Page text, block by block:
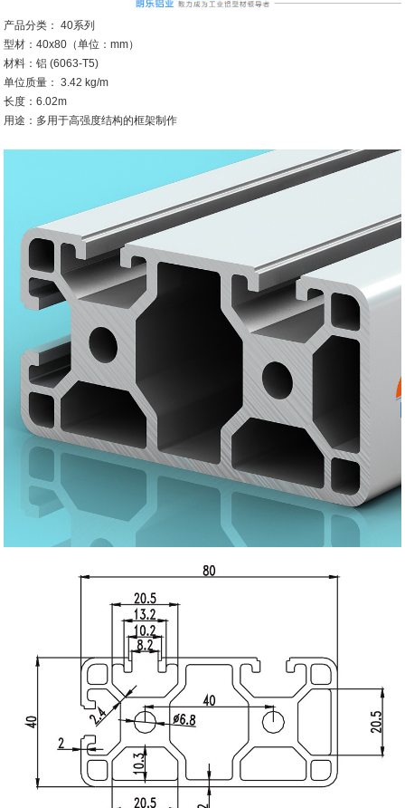
产品分类： 40系列
型材：40x80（单位：mm）
材料：铝 (6063-T5)
单位质量： 3.42 kg/m
长度：6.02m
用途：多用于高强度结构的框架制作